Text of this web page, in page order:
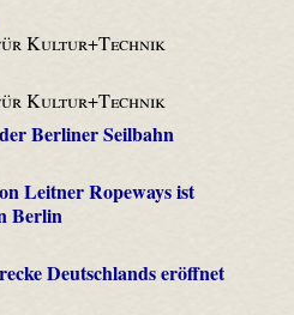
Kultur+Technik
Kultur+Technik
Berliner Seilbahn
Leitner Ropeways ist
Berlin
Deutschlands eröffnet